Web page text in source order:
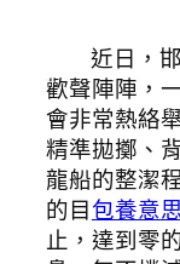
近日，
歡聲陣陣，
會非常熱絡
精準拋擲、
龍船的整潔
的目包養意
止，達到零